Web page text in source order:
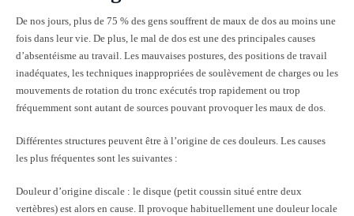
De nos jours, plus de 75 % des gens souffrent de maux de dos au moins une
fois dans leur vie. De plus, le mal de dos est une des principales causes
d’absentéisme au travail. Les mauvaises postures, des positions de travail
inadéquates, les techniques inappropriées de soulèvement de charges ou les
mouvements de rotation du tronc exécutés trop rapidement ou trop
fréquemment sont autant de sources pouvant provoquer les maux de dos.
Différentes structures peuvent être à l’origine de ces douleurs. Les causes
les plus fréquentes sont les suivantes :
Douleur d’origine discale : le disque (petit coussin situé entre deux
vertèbres) est alors en cause. Il provoque habituellement une douleur locale